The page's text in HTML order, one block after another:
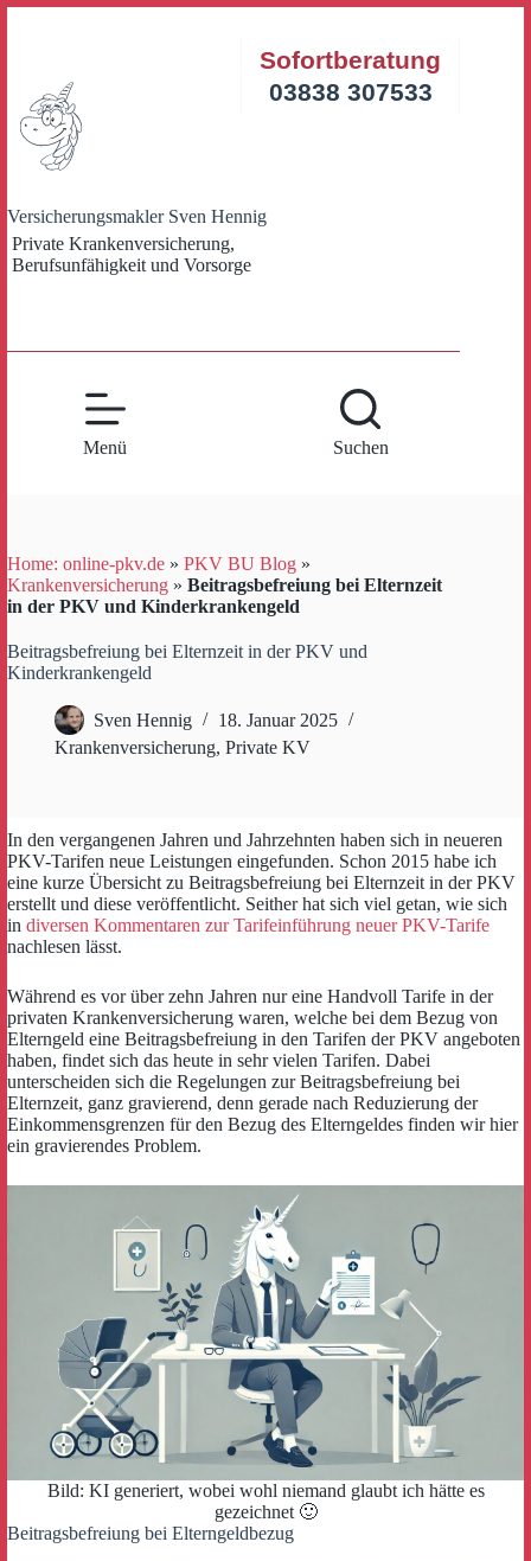
Versicherungsmakler Sven Hennig
Private Krankenversicherung,
Berufsunfähigkeit und Vorsorge
Sofortberatung
03838 307533
Menü Suchen
Home: online-pkv.de » PKV BU Blog »
Krankenversicherung » Beitragsbefreiung bei Elternzeit
in der PKV und Kinderkrankengeld
Beitragsbefreiung bei Elternzeit in der PKV und
Kinderkrankengeld
Sven Hennig
18. Januar 2025
Krankenversicherung, Private KV
In den vergangenen Jahren und Jahrzehnten haben sich in neueren
PKV-Tarifen neue Leistungen eingefunden. Schon 2015 habe ich
eine kurze Übersicht zu Beitragsbefreiung bei Elternzeit in der PKV
erstellt und diese veröffentlicht. Seither hat sich viel getan, wie sich
in diversen Kommentaren zur Tarifeinführung neuer PKV-Tarife
nachlesen lässt.
Während es vor über zehn Jahren nur eine Handvoll Tarife in der
privaten Krankenversicherung waren, welche bei dem Bezug von
Elterngeld eine Beitragsbefreiung in den Tarifen der PKV angeboten
haben, findet sich das heute in sehr vielen Tarifen. Dabei
unterscheiden sich die Regelungen zur Beitragsbefreiung bei
Elternzeit, ganz gravierend, denn gerade nach Reduzierung der
Einkommensgrenzen für den Bezug des Elterngeldes finden wir hier
ein gravierendes Problem.
Bild: KI generiert, wobei wohl niemand glaubt ich hätte es
gezeichnet 🙂
Beitragsbefreiung bei Elterngeldbezug